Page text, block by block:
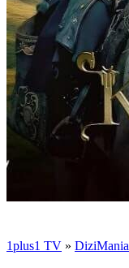
1plus1 TV » DiziMania